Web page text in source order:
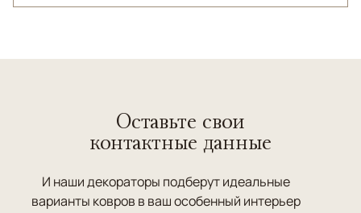
Оставьте свои
контактные данные
И наши декораторы подберут идеальные
варианты ковров в ваш особенный интерьер